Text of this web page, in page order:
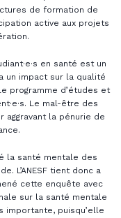
de formation de
active aux projets
en santé est un
un impact sur la qualité
programme d’études et
Le mal-être des
aggravant la pénurie de
la santé mentale des
L’ANESF tient donc a
cette enquête avec
sur la santé mentale
importante, puisqu’elle